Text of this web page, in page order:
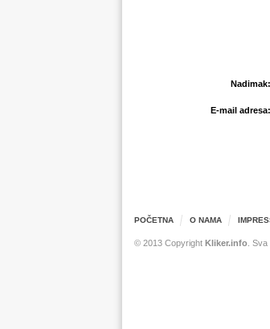
Nadimak:
E-mail adresa:
POČETNA O NAMA
© 2013 Copyright Kliker.info .